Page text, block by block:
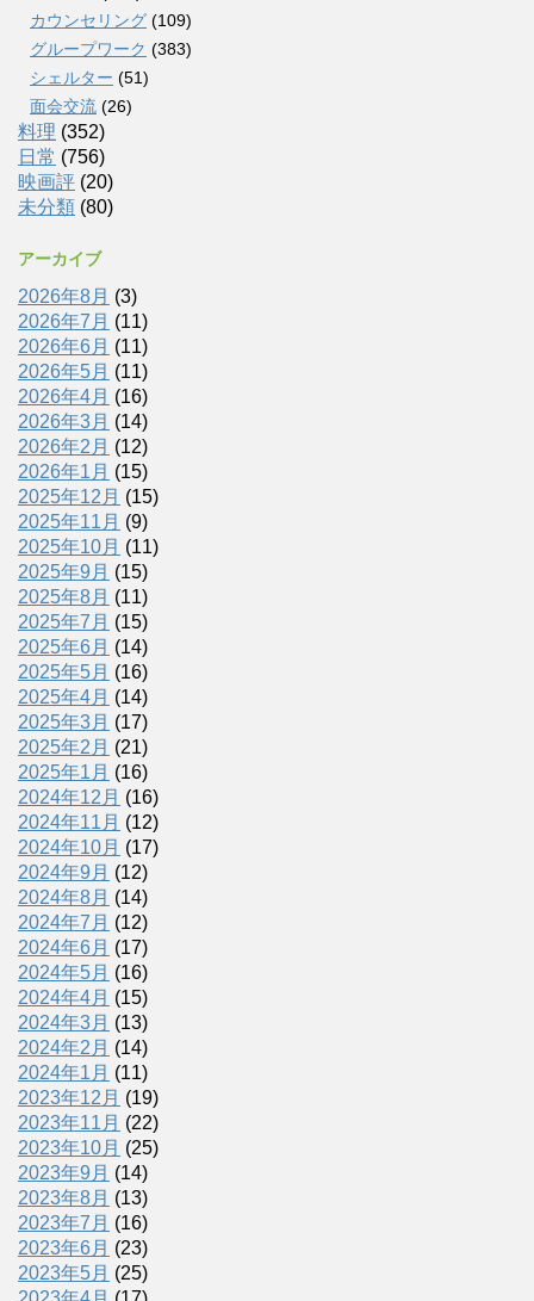
カウンセリング (109)
グループワーク (383)
シェルター (51)
面会交流 (26)
料理 (352)
日常 (756)
映画評 (20)
未分類 (80)
アーカイブ
2026年8月 (3)
2026年7月 (11)
2026年6月 (11)
2026年5月 (11)
2026年4月 (16)
2026年3月 (14)
2026年2月 (12)
2026年1月 (15)
2025年12月 (15)
2025年11月 (9)
2025年10月 (11)
2025年9月 (15)
2025年8月 (11)
2025年7月 (15)
2025年6月 (14)
2025年5月 (16)
2025年4月 (14)
2025年3月 (17)
2025年2月 (21)
2025年1月 (16)
2024年12月 (16)
2024年11月 (12)
2024年10月 (17)
2024年9月 (12)
2024年8月 (14)
2024年7月 (12)
2024年6月 (17)
2024年5月 (16)
2024年4月 (15)
2024年3月 (13)
2024年2月 (14)
2024年1月 (11)
2023年12月 (19)
2023年11月 (22)
2023年10月 (25)
2023年9月 (14)
2023年8月 (13)
2023年7月 (16)
2023年6月 (23)
2023年5月 (25)